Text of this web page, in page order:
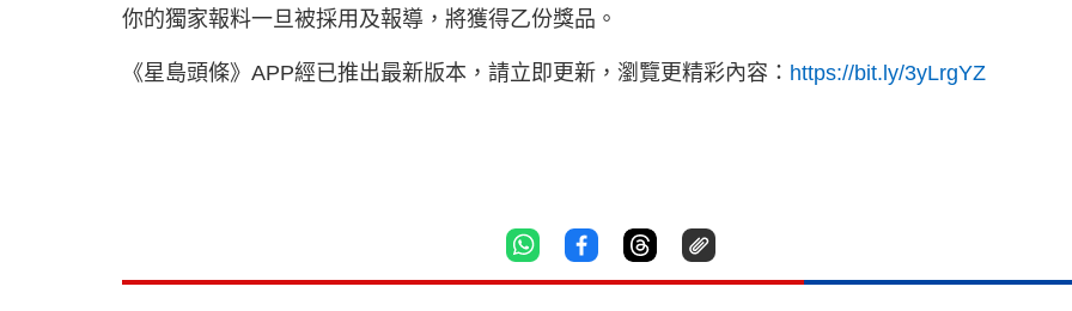
你的獨家報料一旦被採用及報導，將獲得乙份獎品。
《星島頭條》APP經已推出最新版本，請立即更新，瀏覽更精彩內容： https://bit.ly/3yLrgYZ